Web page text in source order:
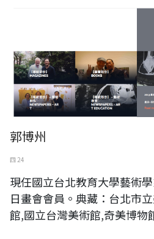
郭博州
四 24
現任國立台北教育大學藝術
日畫會會員。典藏：台北市
館,國立台灣美術館,奇美博物